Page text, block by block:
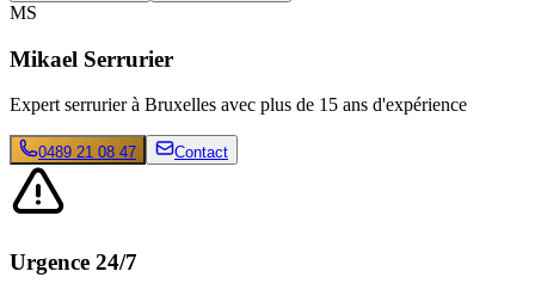
MS
Mikael Serrurier
Expert serrurier à Bruxelles avec plus de 15 ans d'expérience
0489 21 08 47 Contact
Urgence 24/7